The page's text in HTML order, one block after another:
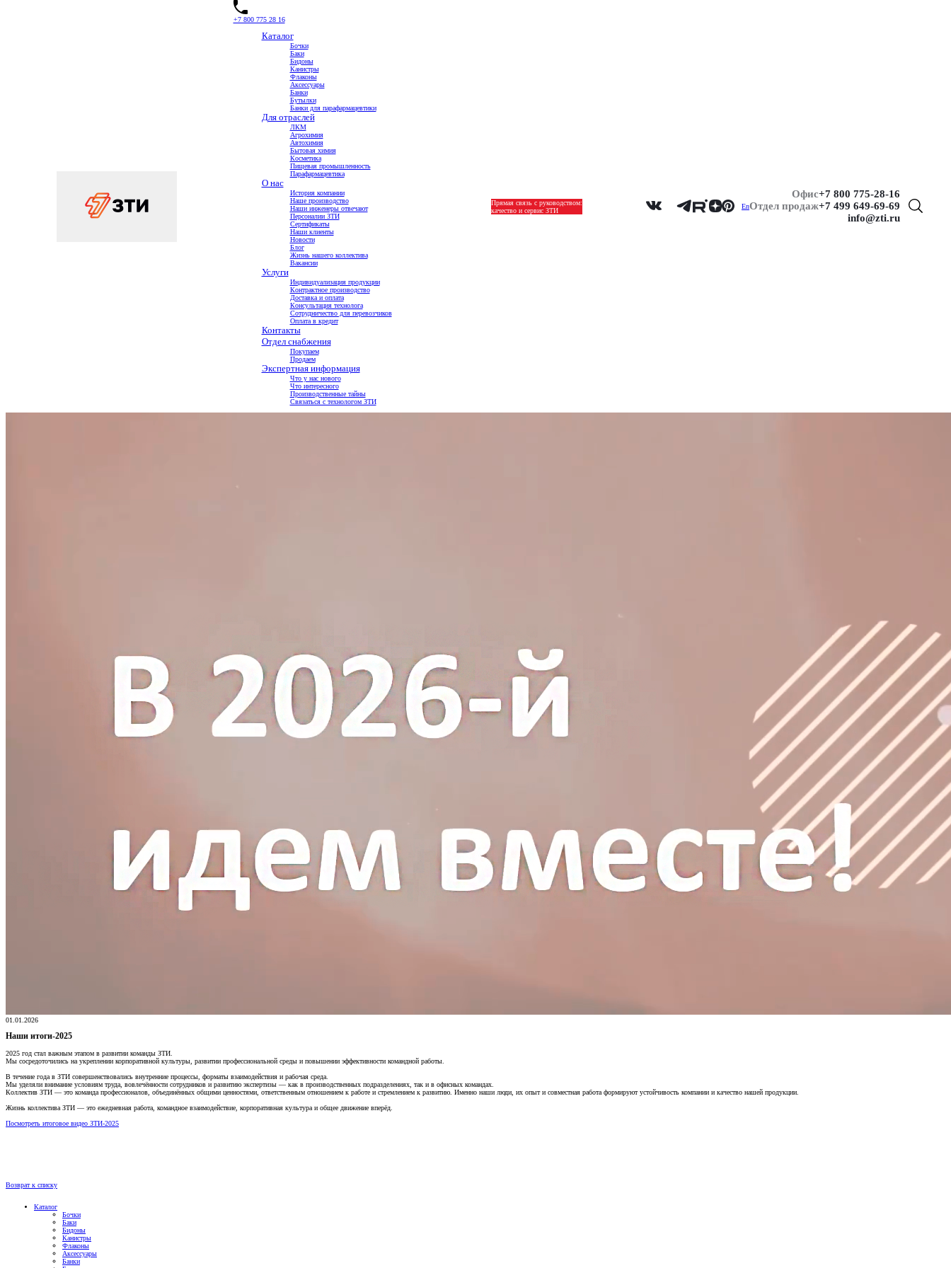
+7 800 775 28 16
Каталог
Бочки
Баки
Бидоны
Канистры
Флаконы
Аксессуары
Банки
Бутылки
Банки для парафармацевтики
Для отраслей
ЛКМ
Агрохимия
Автохимия
Бытовая химия
Косметика
Пищевая промышленность
Парафармацевтика
О нас
История компании
Наше производство
Наши инженеры отвечают
Персоналии ЗТИ
Сертификаты
Наши клиенты
Новости
Блог
Жизнь нашего коллектива
Вакансии
Услуги
Индивидуализация продукции
Контрактное производство
Доставка и оплата
Консультация технолога
Сотрудничество для перевозчиков
Оплата в кредит
Контакты
Отдел снабжения
Покупаем
Продаем
Экспертная информация
Что у нас нового
Что интересного
Производственные тайны
Связаться с технологом ЗТИ
Оптовые ценыПрямая связь с руководством:
качество и сервис ЗТИ
En
Офис+7 800 775-28-16
Отдел продаж+7 499 649-69-69
info@zti.ru
Новосибирск
01.01.2026
Наши итоги-2025
2025 год стал важным этапом в развитии команды ЗТИ.
Мы сосредоточились на укреплении корпоративной культуры, развитии профессиональной среды и повышении эффективности командной работы.
В течение года в ЗТИ совершенствовались внутренние процессы, форматы взаимодействия и рабочая среда.
Мы уделяли внимание условиям труда, вовлечённости сотрудников и развитию экспертизы — как в производственных подразделениях, так и в офисных командах.
Коллектив ЗТИ — это команда профессионалов, объединённых общими ценностями, ответственным отношением к работе и стремлением к развитию. Именно наши люди, их опыт и совместная работа формируют устойчивость компании и качество нашей продукции.
Жизнь коллектива ЗТИ — это ежедневная работа, командное взаимодействие, корпоративная культура и общее движение вперёд.
Посмотреть итоговое видео ЗТИ-2025
Возврат к списку
Каталог
Бочки
Баки
Бидоны
Канистры
Флаконы
Аксессуары
Банки